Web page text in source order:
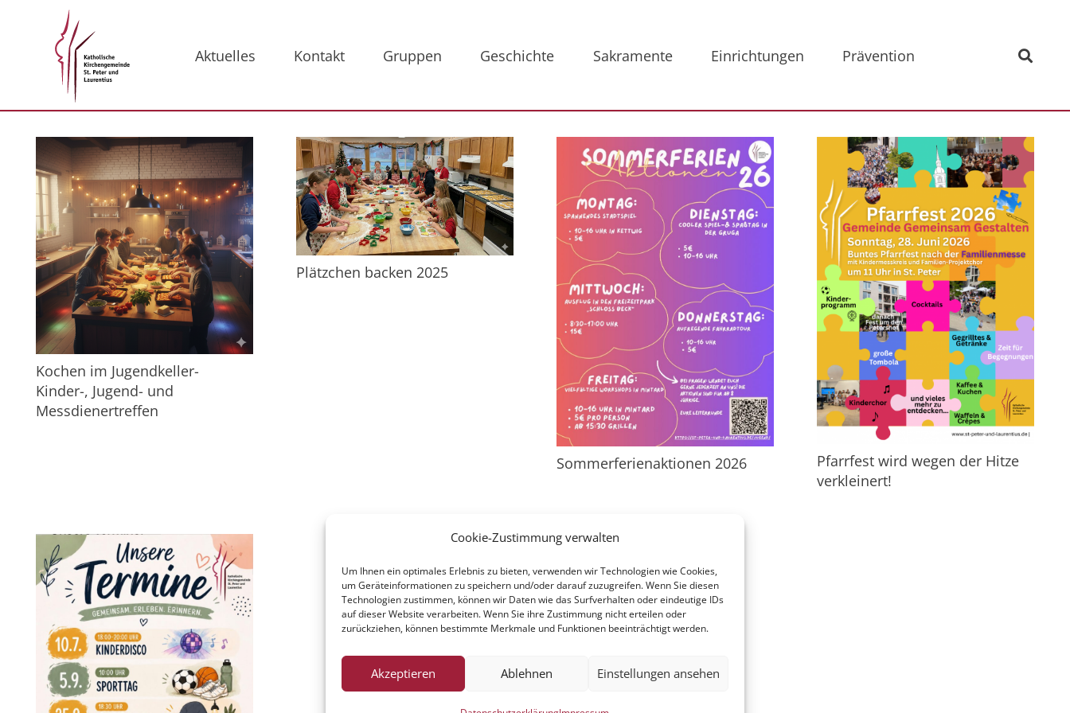
Cookie-Zustimmung verwalten
Um Ihnen ein optimales Erlebnis zu bieten, verwenden wir Technologien wie Cookies,
um Geräteinformationen zu speichern und/oder darauf zuzugreifen. Wenn Sie diesen
Technologien zustimmen, können wir Daten wie das Surfverhalten oder eindeutige IDs
auf dieser Website verarbeiten. Wenn Sie ihre Zustimmung nicht erteilen oder
zurückziehen, können bestimmte Merkmale und Funktionen beeinträchtigt werden.
Akzeptieren Ablehnen Einstellungen ansehen
Aktuelles Kontakt Gruppen Geschichte Sakramente Einrichtungen Prävention
Kochen im Jugendkeller-
Kinder-, Jugend- und
Messdienertreffen
Plätzchen backen 2025
Sommerferienaktionen 2026
Pfarrfest wird wegen der Hitze
verkleinert!